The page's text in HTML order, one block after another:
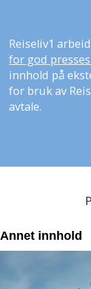
Reiseliv1
for god
innhold på
for bruk av
avtale.